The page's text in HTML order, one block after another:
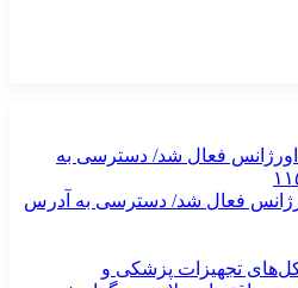
فعال شد/ دسترسی به آدرس